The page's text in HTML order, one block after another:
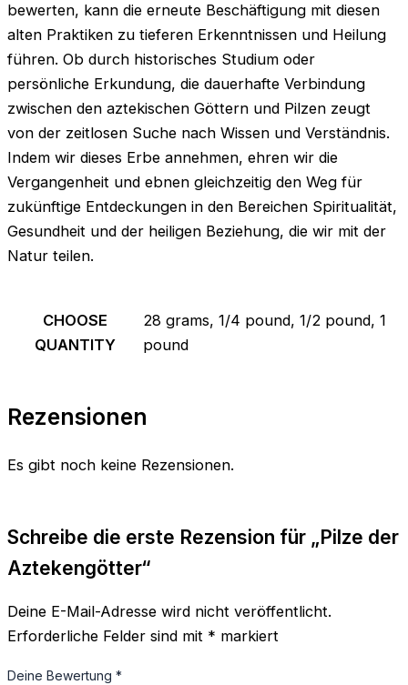
bewerten, kann die erneute Beschäftigung mit diesen
alten Praktiken zu tieferen Erkenntnissen und Heilung
führen. Ob durch historisches Studium oder
persönliche Erkundung, die dauerhafte Verbindung
zwischen den aztekischen Göttern und Pilzen zeugt
von der zeitlosen Suche nach Wissen und Verständnis.
Indem wir dieses Erbe annehmen, ehren wir die
Vergangenheit und ebnen gleichzeitig den Weg für
zukünftige Entdeckungen in den Bereichen Spiritualität,
Gesundheit und der heiligen Beziehung, die wir mit der
Natur teilen.
CHOOSE
QUANTITY
28 grams, 1/4 pound, 1/2 pound, 1
pound
Rezensionen
Es gibt noch keine Rezensionen.
Schreibe die erste Rezension für „Pilze der
Aztekengötter“
Deine E-Mail-Adresse wird nicht veröffentlicht.
Erforderliche Felder sind mit * markiert
Deine Bewertung *